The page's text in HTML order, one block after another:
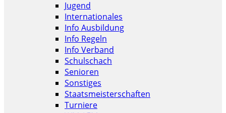
Jugend
Internationales
Info Ausbildung
Info Regeln
Info Verband
Schulschach
Senioren
Sonstiges
Staatsmeisterschaften
Turniere